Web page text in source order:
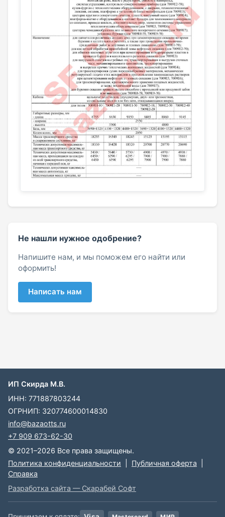
Не нашли нужное одобрение?
Напишите нам, и мы поможем его найти или
оформить!
Написать нам
ИП Скирда М.В.
ИНН: 771887803244
ОГРНИП: 320774600014830
info@bazaotts.ru
+7 909 673-62-30
© 2021–2026 Все права защищены.
Политика конфиденциальности
Публичная оферта
Справка
Разработка сайта — Скарабей Софт